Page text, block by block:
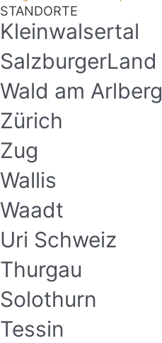
STANDORTE
Kleinwalsertal
SalzburgerLand
Wald am Arlberg
Zürich
Zug
Wallis
Waadt
Uri Schweiz
Thurgau
Solothurn
Tessin